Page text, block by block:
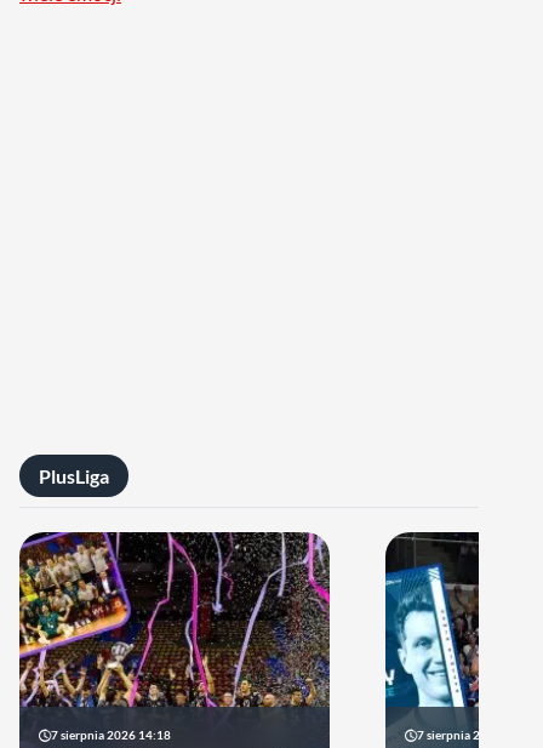
PlusLiga
7 sierpnia 2026 14:18 7 sierpnia 2026 13:49